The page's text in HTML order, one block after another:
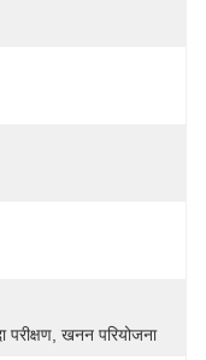
परीक्षण, खनन परियोजना